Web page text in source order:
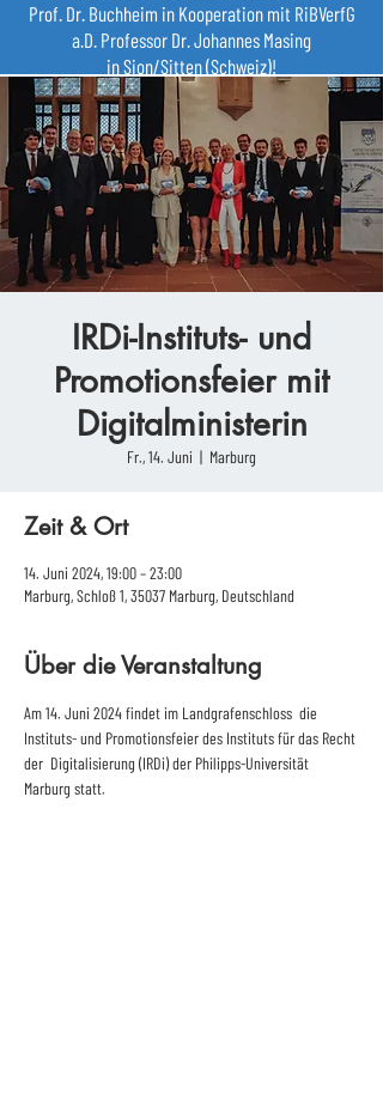
Prof. Dr. Buchheim in Kooperation mit RiBVerfG
a.D. Professor Dr. Johannes Masing
in Sion/Sitten (Schweiz)!
IRDi-Instituts- und
Promotionsfeier mit
Digitalministerin
Fr., 14. Juni
  |
Marburg
Zeit & Ort
14. Juni 2024, 19:00 – 23:00
Marburg, Schloß 1, 35037 Marburg, Deutschland
Über die Veranstaltung
Am 14. Juni 2024 findet im Landgrafenschloss  die
Instituts- und Promotionsfeier des Instituts für das Recht
der  Digitalisierung (IRDi) der Philipps-Universität
Marburg statt.